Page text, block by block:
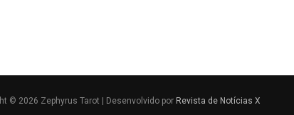
© 2026 Zephyrus Tarot | Desenvolvido por Revista de Notícias X